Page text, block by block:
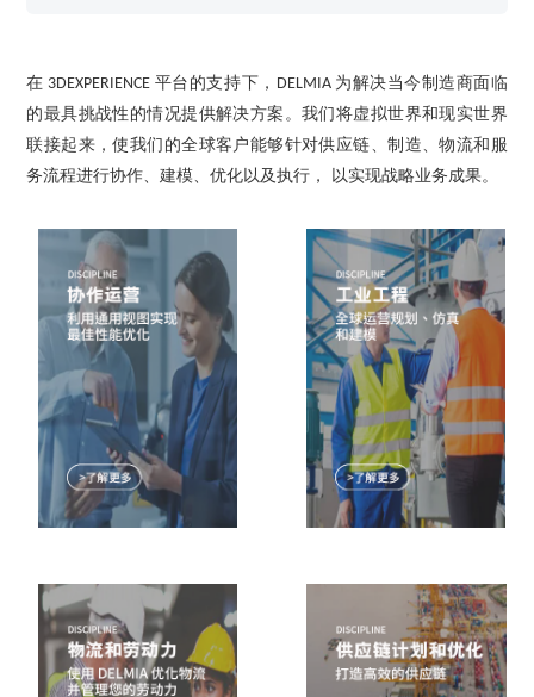
 查看全部
生命科学行业数字化解决方案
学习SOLIDWORKS需要多长时间?
SOLIDWORKS仿真这块有必要学习吗？
行业资讯
软件二次开发
联系研究销售部门
商务合作
在 3DEXPERIENCE 平台的支持下， DELMIA 为解决当今制造商面临
的最具挑战性的情况提供解决方案。我们将虚拟世界和现实世界
联接起来，使我们的全球客户能够针对供应链、制造、物流和服
务流程进行协作、建模、优化以及执行， 以实现战略业务成果。